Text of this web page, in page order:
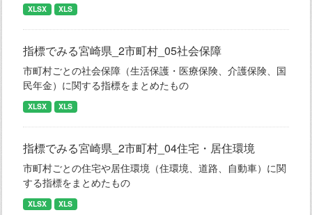
XLSX XLS
指標でみる宮崎県_2市町村_05社会保障
市町村ごとの社会保障（生活保護・医療保険、介護保険、国
民年金）に関する指標をまとめたもの
XLSX XLS
指標でみる宮崎県_2市町村_04住宅・居住環境
市町村ごとの住宅や居住環境（住環境、道路、自動車）に関
する指標をまとめたもの
XLSX XLS